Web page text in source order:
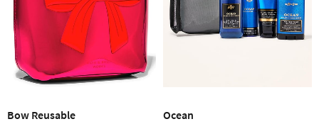
Bow Reusable
Ocean